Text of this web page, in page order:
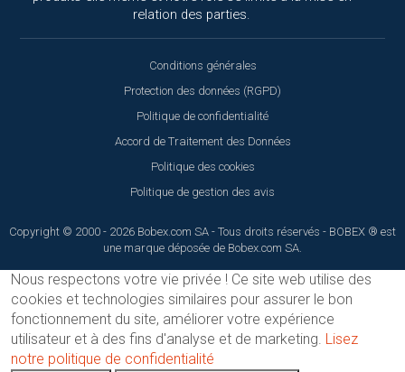
relation des parties.
Conditions générales
Protection des données (RGPD)
Politique de confidentialité
Accord de Traitement des Données
Politique des cookies
Politique de gestion des avis
Copyright © 2000 - 2026 Bobex.com SA - Tous droits réservés - BOBEX ® est
une marque déposée de Bobex.com SA.
Nous respectons votre vie privée ! Ce site web utilise des
cookies et technologies similaires pour assurer le bon
fonctionnement du site, améliorer votre expérience
utilisateur et à des fins d'analyse et de marketing. Lisez
notre politique de confidentialité